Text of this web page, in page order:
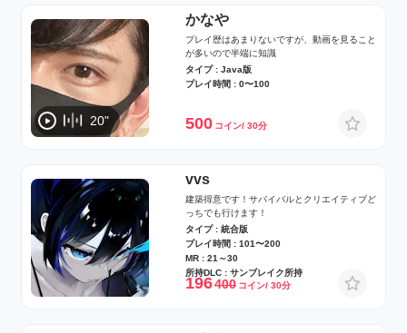
20"
かなや
プレイ歴はあまりないですが、動画を見ること
が多いので半端に知識
タイプ : Java版
プレイ時間 : 0〜100
500 コイン/ 30分
vvs
建築得意です！サバイバルとクリエイティブど
っちでも行けます！
タイプ : 統合版
プレイ時間 : 101〜200
MR : 21～30
所持DLC : サンブレイク所持
196400 コイン/ 30分